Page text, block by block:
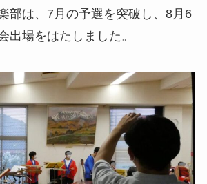
部は、7月の予選を突破し、8月6
出場をはたしました。